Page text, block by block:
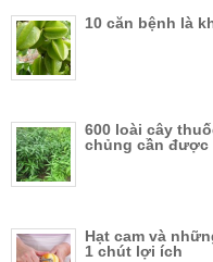
10 căn bệnh là
600 loài cây
chủng cần được
Hạt cam và
1 chút lợi ích